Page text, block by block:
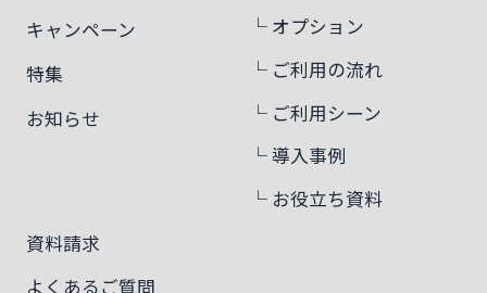
キャンペーン
特集
お知らせ
└ オプション
└ ご利用の流れ
└ ご利用シーン
└ 導入事例
└ お役立ち資料
資料請求
よくあるご質問